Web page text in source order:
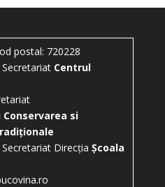
postal: 720228
Centrul
si
Direcția Școala